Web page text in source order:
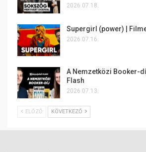
2026.07.18.
Supergirl (power) |
2026.07.16.
A Nemzetközi Booker-
Flash
2026.07.13.
ELŐZŐ KÖVETKEZŐ